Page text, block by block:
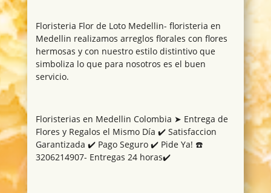
Floristeria Flor de Loto Medellin- floristeria en
Medellin realizamos arreglos florales con flores
hermosas y con nuestro estilo distintivo que
simboliza lo que para nosotros es el buen
servicio.
Floristerias en Medellin Colombia ➤ Entrega de
Flores y Regalos el Mismo Día ✔️ Satisfaccion
Garantizada ✔️ Pago Seguro ✔️ Pide Ya! ☎️
3206214907- Entregas 24 horas✔️